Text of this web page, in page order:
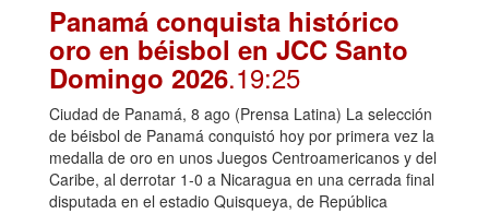
Panamá conquista histórico
oro en béisbol en JCC Santo
Domingo 2026.19:25
Ciudad de Panamá, 8 ago (Prensa Latina) La selección
de béisbol de Panamá conquistó hoy por primera vez la
medalla de oro en unos Juegos Centroamericanos y del
Caribe, al derrotar 1-0 a Nicaragua en una cerrada final
disputada en el estadio Quisqueya, de República